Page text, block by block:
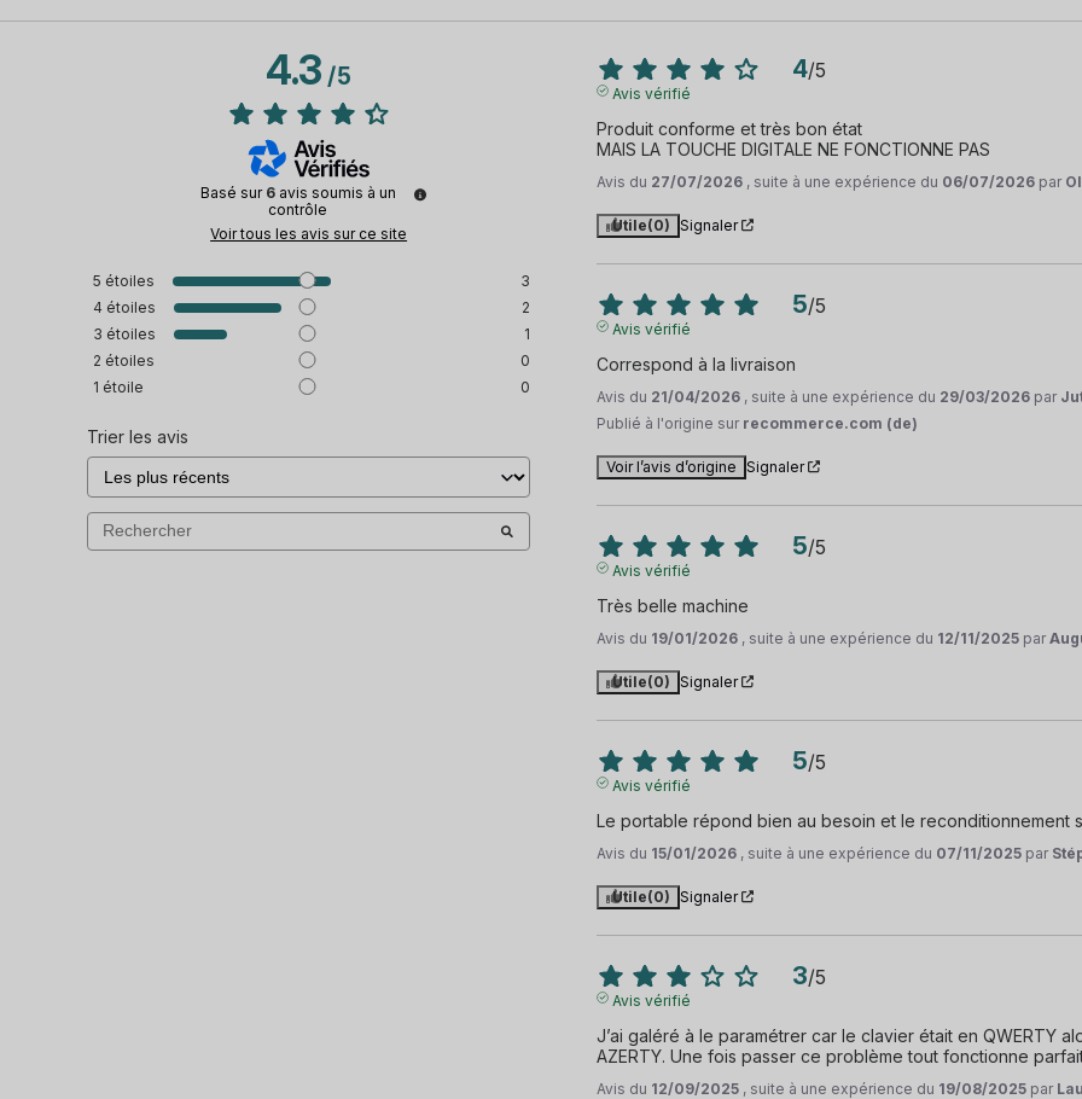
4.3/5
Basé sur 6 avis soumis à un
contrôle
Voir tous les avis sur ce site
5 étoiles
3
4 étoiles
2
3 étoiles
1
2 étoiles
0
1 étoile 0
Trier les avis
4/5
Avis vérifié
Produit conforme et très bon état
MAIS LA TOUCHE DIGITALE NE FONCTIONNE PAS
Avis du 27/07/2026 , suite à une expérience du 06/07/2026 par
Utile(0) Signaler
5/5
Avis vérifié
Correspond à la livraison
Avis du 21/04/2026 , suite à une expérience du 29/03/2026 par
Publié à l'origine sur recommerce.com (de)
Voir l’avis d’origine Signaler
5/5
Avis vérifié
Très belle machine
Avis du 19/01/2026 , suite à une expérience du 12/11/2025 par
Utile(0) Signaler
5/5
Avis vérifié
Le portable répond bien au besoin et le reconditionnement
Avis du 15/01/2026 , suite à une expérience du 07/11/2025 par
Utile(0) Signaler
3/5
Avis vérifié
J’ai galéré à le paramétrer car le clavier était en QWERTY
AZERTY. Une fois passer ce problème tout fonctionne
Avis du 12/09/2025 , suite à une expérience du 19/08/2025 par